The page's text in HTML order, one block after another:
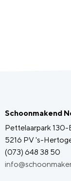
Schoonmakend
Pettelaarpark 130-
5216 PV 's-
(073) 648 38 50